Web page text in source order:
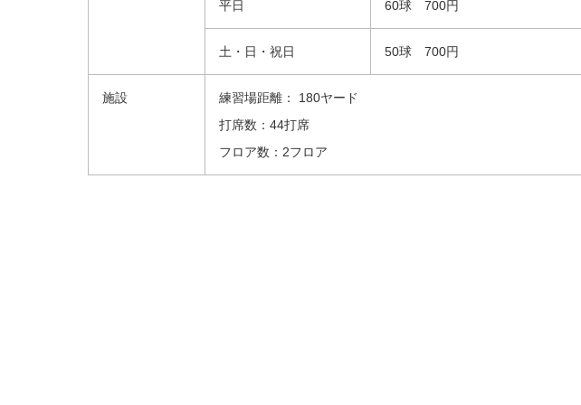
平日 60球 700円
土・日・祝日 50球 700円
施設
練習場距離： 180ヤード
打席数：44打席
フロア数：2フロア